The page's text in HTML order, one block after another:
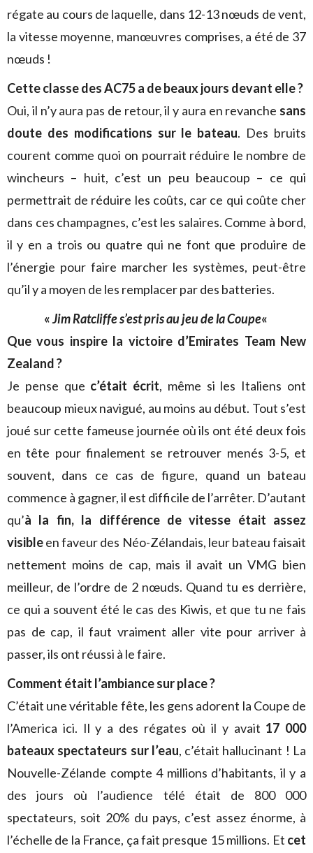
régate au cours de laquelle, dans 12-13 nœuds de vent,
la vitesse moyenne, manœuvres comprises, a été de 37
nœuds !
Cette classe des AC75 a de beaux jours devant elle ?
Oui, il n’y aura pas de retour, il y aura en revanche sans
doute des modifications sur le bateau. Des bruits
courent comme quoi on pourrait réduire le nombre de
wincheurs – huit, c’est un peu beaucoup – ce qui
permettrait de réduire les coûts, car ce qui coûte cher
dans ces champagnes, c’est les salaires. Comme à bord,
il y en a trois ou quatre qui ne font que produire de
l’énergie pour faire marcher les systèmes, peut-être
qu’il y a moyen de les remplacer par des batteries.
«Jim Ratcliffe s’est pris au jeu de la Coupe«
Que vous inspire la victoire d’Emirates Team New
Zealand ?
Je pense que c’était écrit, même si les Italiens ont
beaucoup mieux navigué, au moins au début. Tout s’est
joué sur cette fameuse journée où ils ont été deux fois
en tête pour finalement se retrouver menés 3-5, et
souvent, dans ce cas de figure, quand un bateau
commence à gagner, il est difficile de l’arrêter. D’autant
qu’à la fin, la différence de vitesse était assez
visibleen faveur des Néo-Zélandais, leur bateau faisait
nettement moins de cap, mais il avait un VMG bien
meilleur, de l’ordre de 2 nœuds. Quand tu es derrière,
ce qui a souvent été le cas des Kiwis, et que tu ne fais
pas de cap, il faut vraiment aller vite pour arriver à
passer, ils ont réussi à le faire.
Comment était l’ambiance sur place ?
C’était une véritable fête, les gens adorent la Coupe de
l’America ici. Il y a des régates où il y avait 17 000
bateaux spectateurs sur l’eau, c’était hallucinant ! La
Nouvelle-Zélande compte 4 millions d’habitants, il y a
des jours où l’audience télé était de 800 000
spectateurs, soit 20% du pays, c’est assez énorme, à
l’échelle de la France, ça fait presque 15 millions. Et cet